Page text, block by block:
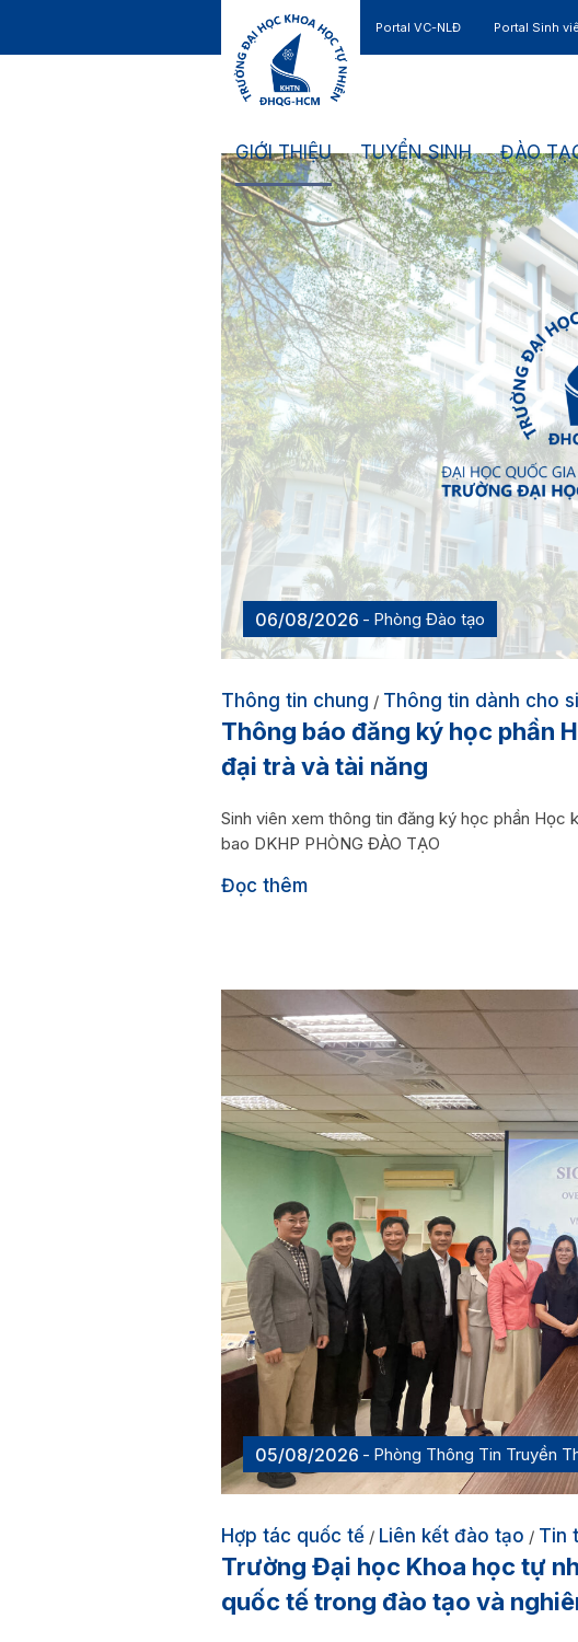
Portal VC-NLĐ Portal Sinh
GIỚI THIỆU TUYỂN SINH ĐÀO
06/08/2026 Phòng Đào tạo
Thông tin chung / Thông tin dành cho
Thông báo đăng ký học phần
đại trà và tài năng
Sinh viên xem thông tin đăng ký học phần Học
bao DKHP PHÒNG ĐÀO TẠO
Đọc thêm
05/08/2026 Phòng Thông Tin Truyền
Hợp tác quốc tế / Liên kết đào tạo / Tin
Trường Đại học Khoa học tự
quốc tế trong đào tạo và